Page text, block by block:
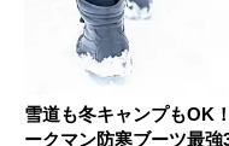
雪道も冬キャンプもOK
ークマン防寒ブーツ最強